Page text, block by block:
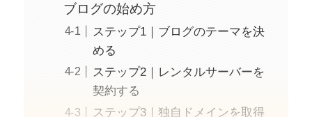
ブログの始め方
ステップ1｜ブログのテーマを決
める
ステップ2｜レンタルサーバーを
契約する
ステップ3｜独自ドメインを取得